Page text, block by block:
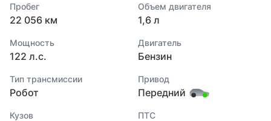
Пробег
22 056 км
Объем двигателя
1,6 л
Мощность
122 л.с.
Двигатель
Бензин
Тип трансмиссии
Робот
Привод
Передний
Кузов ПТС